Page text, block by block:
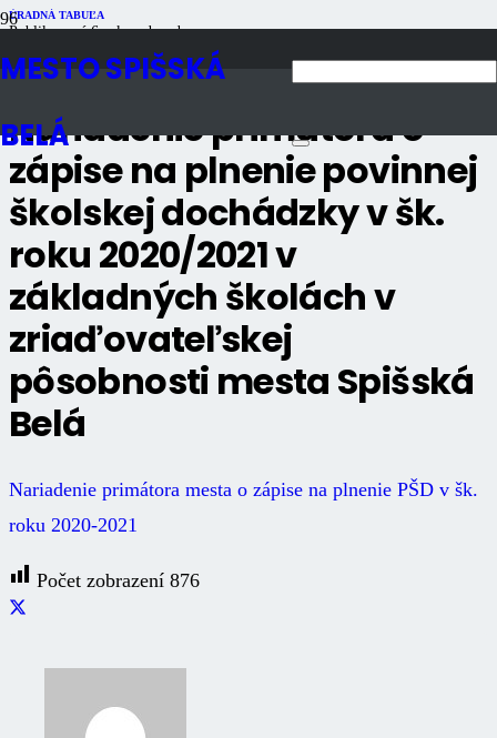
MESTO SPIŠSKÁ
BELÁ
ÚRADNÁ TABUĽA
Publikované6 rokov dozadu
Nariadenie primátora o
zápise na plnenie povinnej
školskej dochádzky v šk.
roku 2020/2021 v
základných školách v
zriaďovateľskej
pôsobnosti mesta Spišská
Belá
Nariadenie primátora mesta o zápise na plnenie PŠD v šk.
roku 2020-2021
Počet zobrazení 876